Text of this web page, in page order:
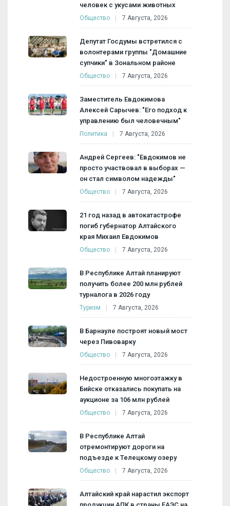
человек с укусами животных
Общество 7 Августа, 2026
Депутат Госдумы встретился с
волонтерами группы "Домашние
супчики" в Зональном районе
Общество 7 Августа, 2026
Заместитель Евдокимова
Алексей Сарычев: "Его подход к
управлению был человечным"
Политика 7 Августа, 2026
Андрей Сергеев: "Евдокимов не
просто участвовал в выборах —
он стал символом надежды"
Общество 7 Августа, 2026
21 год назад в автокатастрофе
погиб губернатор Алтайского
края Михаил Евдокимов
Общество 7 Августа, 2026
В Республике Алтай планируют
получить более 200 млн рублей
турналога в 2026 году
Туризм 7 Августа, 2026
В Барнауле построят новый мост
через Пивоварку
Общество 7 Августа, 2026
Недостроенную многоэтажку в
Бийске отказались покупать на
аукционе за 106 млн рублей
Общество 7 Августа, 2026
В Республике Алтай
отремонтируют дороги на
подъезде к Телецкому озеру
Общество 7 Августа, 2026
Алтайский край нарастил экспорт
продукции АПК в страны ЕАЭС на